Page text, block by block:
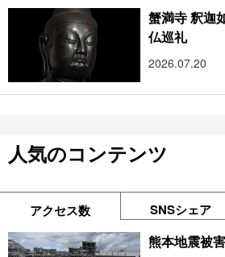
蟹満寺 釈迦
仏巡礼
2026.07.20
人気のコンテンツ
アクセス数 SNSシェア
熊本地震被